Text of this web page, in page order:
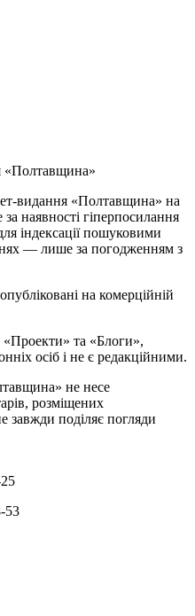
«Полтавщина»
видання «Полтавщина» на
наявності гіперпосилання
індексації пошуковими
— лише за погодженням з
на комерційній
«Проекти» та «Блоги»,
осіб і не є редакційними.
не несе
розміщених
завжди поділяє погляди
53